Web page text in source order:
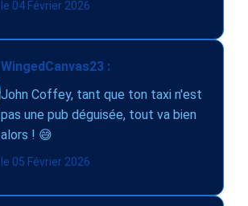
le 04 Février 2026
WingedCanvas23 :
John Coffey, tant que ton taxi n'est
pas une pub déguisée, tout va bien
alors ! 😅
le 05 Février 2026